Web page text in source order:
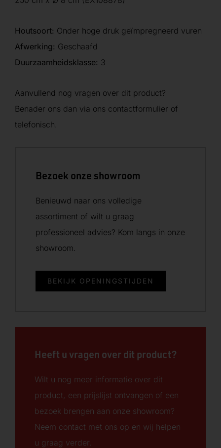
Houtsoort: Onder hoge druk geïmpregneerd vuren
Afwerking: Geschaafd
Duurzaamheidsklasse: 3
Aanvullend nog vragen over dit product?
Benader ons dan via ons contactformulier of
telefonisch.
Bezoek onze showroom
Benieuwd naar ons volledige
assortiment of wilt u graag
professioneel advies? Kom langs in onze
showroom.
BEKIJK OPENINGSTIJDEN
Heeft u vragen over dit product?
Wilt u nog meer informatie over dit
product, een prijslijst ontvangen of een
bezoek brengen aan onze showroom?
Neem contact met ons op en wij helpen
u graag verder.